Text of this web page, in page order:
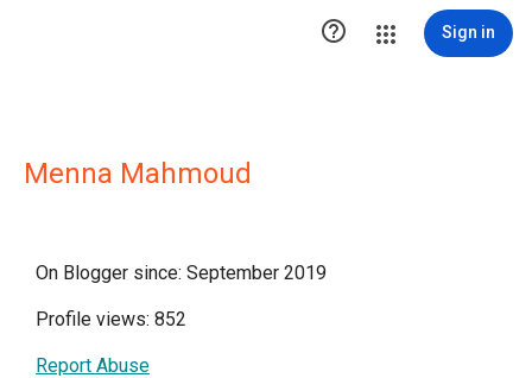
 Sign in
Menna Mahmoud
On Blogger since: September 2019
Profile views: 852
Report Abuse